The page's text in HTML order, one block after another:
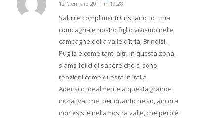
dice:
12 Gennaio 2011 in 19:28
Saluti e complimenti Cristiano; Io , mia
compagna e nostro figlio viviamo nelle
campagne della valle d’Itria, Brindisi,
Puglia e come tanti altri in questa zona,
siamo felici di sapere che ci sono
reazioni come questa in Italia.
Aderisco idealmente a questa grande
iniziativa, che, per quanto ne so, ancora
non esiste nella nostra valle, che però è